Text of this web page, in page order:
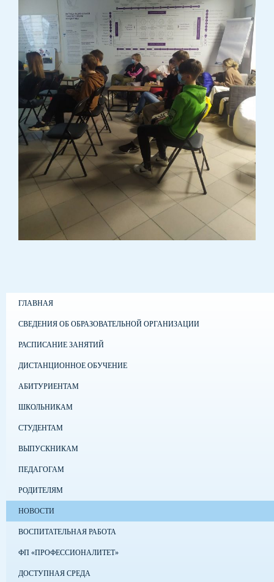
ГЛАВНАЯ
СВЕДЕНИЯ ОБ ОБРАЗОВАТЕЛЬНОЙ ОРГАНИЗАЦИИ
РАСПИСАНИЕ ЗАНЯТИЙ
ДИСТАНЦИОННОЕ ОБУЧЕНИЕ
АБИТУРИЕНТАМ
ШКОЛЬНИКАМ
СТУДЕНТАМ
ВЫПУСКНИКАМ
ПЕДАГОГАМ
РОДИТЕЛЯМ
НОВОСТИ
ВОСПИТАТЕЛЬНАЯ РАБОТА
ФП «ПРОФЕССИОНАЛИТЕТ»
ДОСТУПНАЯ СРЕДА